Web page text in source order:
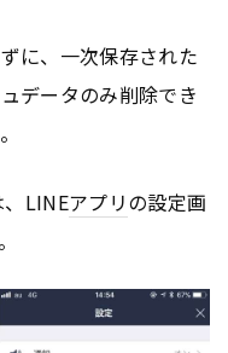
に、一次保存された
データのみ削除でき
LINEアプリの設定画